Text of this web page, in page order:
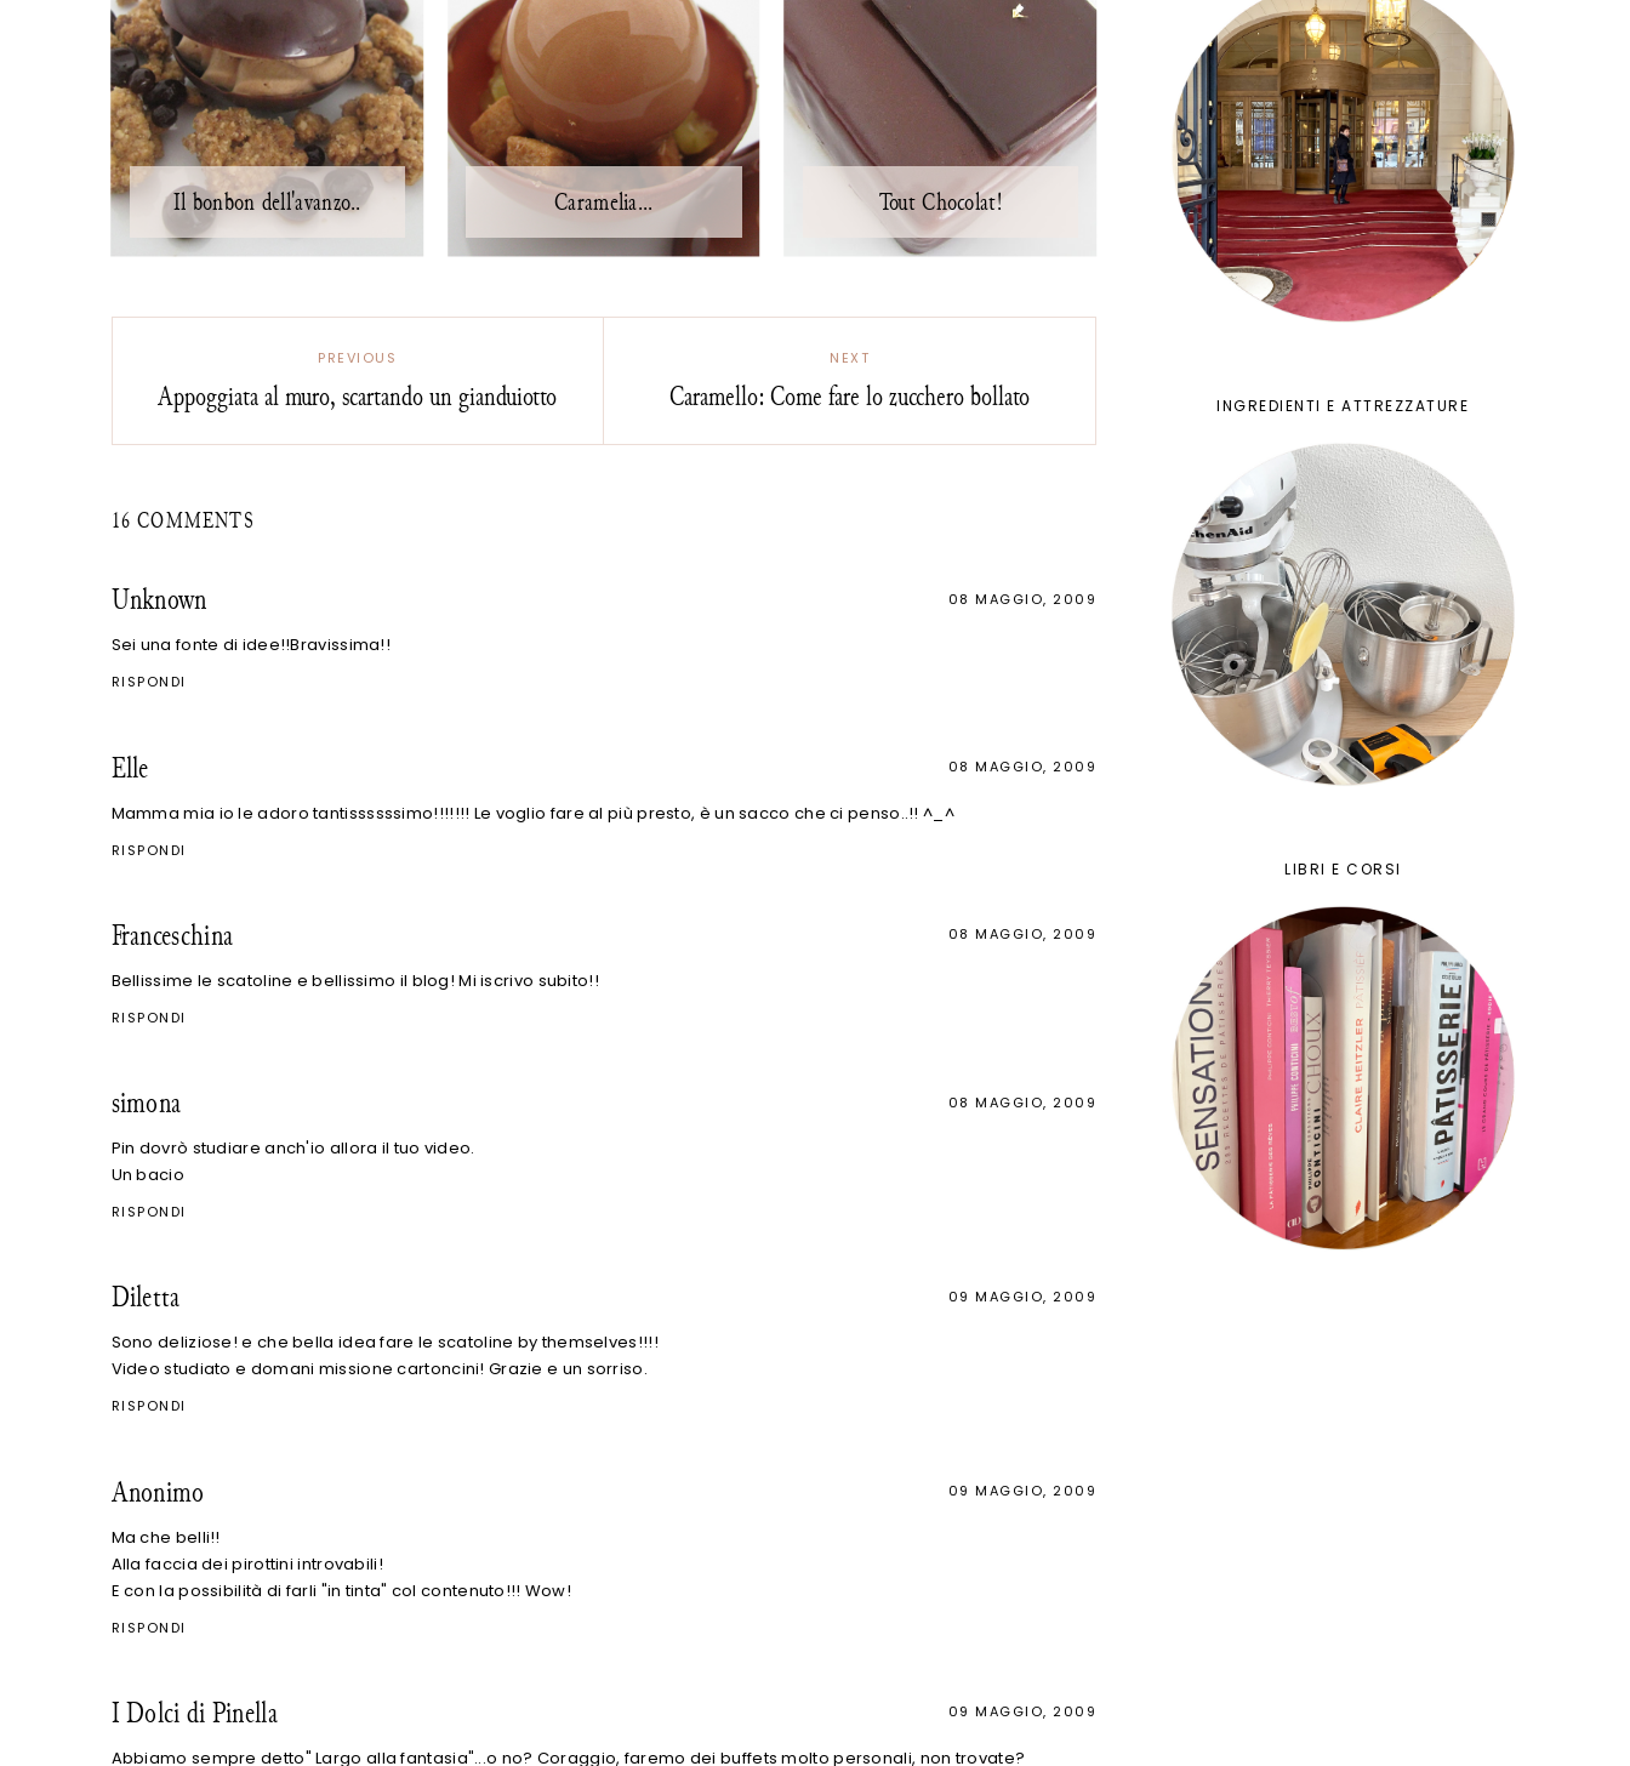
Il bonbon dell'avanzo.. Caramelia... Tout Chocolat!
PREVIOUS
Appoggiata al muro, scartando un gianduiotto
NEXT
Caramello: Come fare lo zucchero bollato
16 COMMENTS
Unknown 08 MAGGIO, 2009
Sei una fonte di idee!!Bravissima!!
RISPONDI
Elle 08 MAGGIO, 2009
Mamma mia io le adoro tantissssssimo!!!!!!! Le voglio fare al più presto, è un sacco che ci penso..!! ^_^
RISPONDI
Franceschina 08 MAGGIO, 2009
Bellissime le scatoline e bellissimo il blog! Mi iscrivo subito!!
RISPONDI
simona 08 MAGGIO, 2009
Pin dovrò studiare anch'io allora il tuo video.
Un bacio
RISPONDI
Diletta 09 MAGGIO, 2009
Sono deliziose! e che bella idea fare le scatoline by themselves!!!!
Video studiato e domani missione cartoncini! Grazie e un sorriso.
RISPONDI
Anonimo 09 MAGGIO, 2009
Ma che belli!!
Alla faccia dei pirottini introvabili!
E con la possibilità di farli "in tinta" col contenuto!!! Wow!
RISPONDI
I Dolci di Pinella 09 MAGGIO, 2009
Abbiamo sempre detto" Largo alla fantasia"...o no? Coraggio, faremo dei buffets molto personali, non trovate?
INGREDIENTI E ATTREZZATURE
LIBRI E CORSI